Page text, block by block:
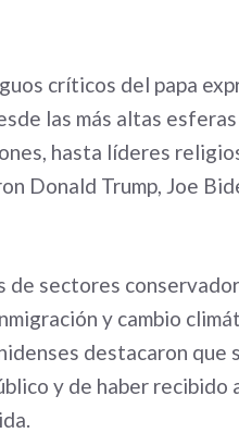
críticos del papa
las más altas
hasta líderes
Donald Trump, Joe
sectores
y cambio
destacaron que
y de haber recibido